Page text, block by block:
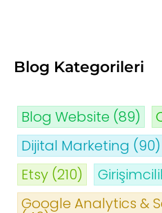
Blog Kategorileri
Blog Website (89)
Dijital Marketing (90)
Etsy (210)
Google Analytics &